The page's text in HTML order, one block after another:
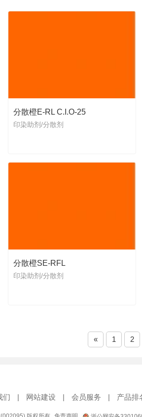
分散橙E-RL C.I.O-25
印染助剂/分散剂
分散橙SE-RFL
印染助剂/分散剂
« 1 2
们 | 网站建设 | 会员服务 | 产品排